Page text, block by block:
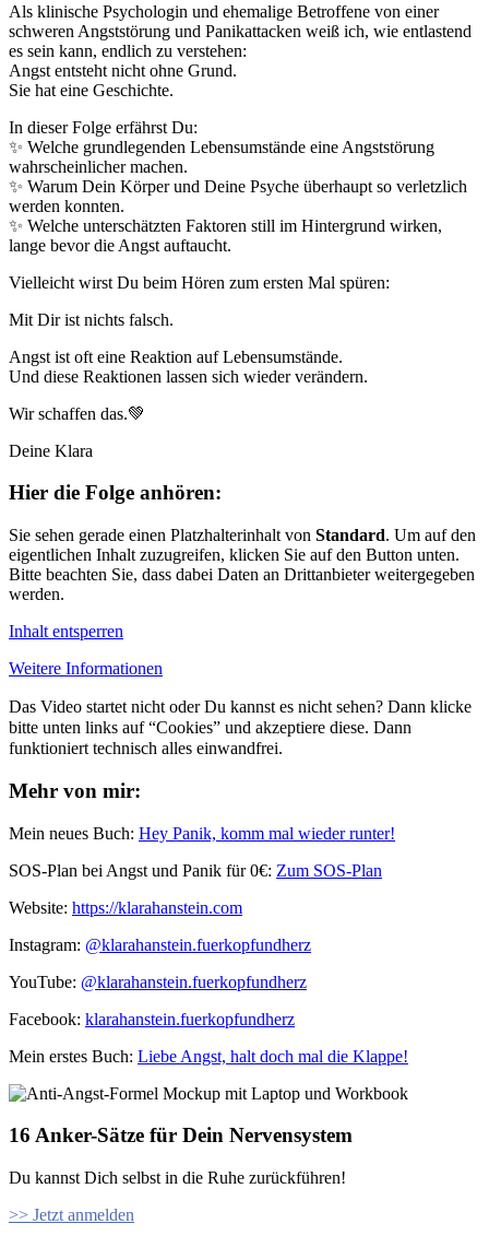
Als klinische Psychologin und ehemalige Betroffene von einer
schweren Angststörung und Panikattacken weiß ich, wie entlastend
es sein kann, endlich zu verstehen:
Angst entsteht nicht ohne Grund.
Sie hat eine Geschichte.
In dieser Folge erfährst Du:
✨ Welche grundlegenden Lebensumstände eine Angststörung
wahrscheinlicher machen.
✨ Warum Dein Körper und Deine Psyche überhaupt so verletzlich
werden konnten.
✨ Welche unterschätzten Faktoren still im Hintergrund wirken,
lange bevor die Angst auftaucht.
Vielleicht wirst Du beim Hören zum ersten Mal spüren:
Mit Dir ist nichts falsch.
Angst ist oft eine Reaktion auf Lebensumstände.
Und diese Reaktionen lassen sich wieder verändern.
Wir schaffen das.💚
Deine Klara
Hier die Folge anhören:
Sie sehen gerade einen Platzhalterinhalt von Standard. Um auf den
eigentlichen Inhalt zuzugreifen, klicken Sie auf den Button unten.
Bitte beachten Sie, dass dabei Daten an Drittanbieter weitergegeben
werden.
Inhalt entsperren
Weitere Informationen
Das Video startet nicht oder Du kannst es nicht sehen? Dann klicke
bitte unten links auf “Cookies” und akzeptiere diese. Dann
funktioniert technisch alles einwandfrei.
Mehr von mir:
Mein neues Buch: Hey Panik, komm mal wieder runter!
SOS-Plan bei Angst und Panik für 0€: Zum SOS-Plan
Website: ⁠⁠https://klarahanstein.com
Instagram: ⁠⁠@klarahanstein.fuerkopfundherz
YouTube: @klarahanstein.fuerkopfundherz
Facebook: ⁠⁠klarahanstein.fuerkopfundherz⁠⁠
Mein erstes Buch: ⁠⁠ Liebe Angst, halt doch mal die Klappe!⁠⁠
16 Anker-Sätze für Dein Nervensystem
Du kannst Dich selbst in die Ruhe zurückführen!
>> Jetzt anmelden